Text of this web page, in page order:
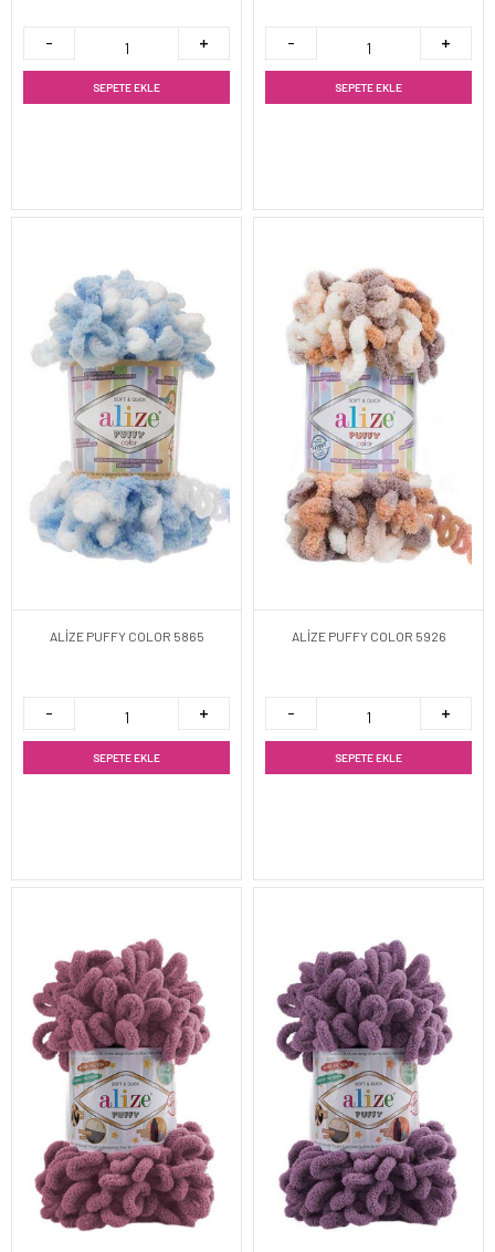
SEPETE EKLE SEPETE EKLE
ALİZE PUFFY COLOR 5865
SEPETE EKLE
ALİZE PUFFY COLOR 5926
SEPETE EKLE